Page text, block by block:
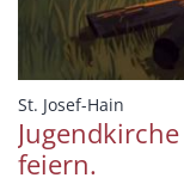
St. Josef-Hain
feiern.